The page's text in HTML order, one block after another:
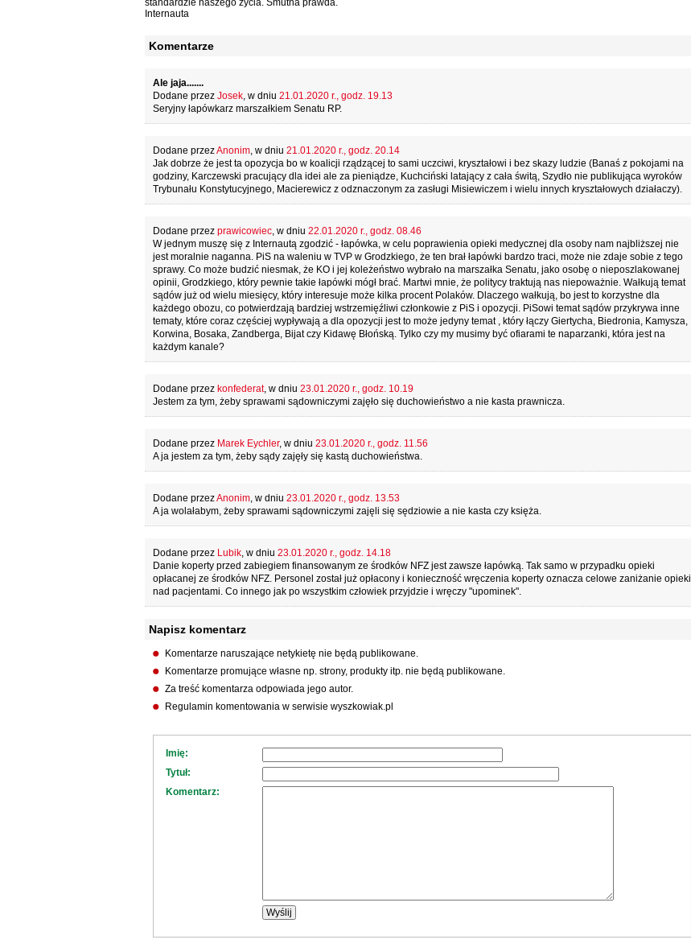
standardzie naszego życia. Smutna prawda.
Internauta
Komentarze
Ale jaja.......
Dodane przez Josek, w dniu 21.01.2020 r., godz. 19.13
Seryjny łapówkarz marszałkiem Senatu RP.
Dodane przezAnonim, w dniu 21.01.2020 r., godz. 20.14
Jak dobrze że jest ta opozycja bo w koalicji rządzącej to sami uczciwi, kryształowi i bez skazy ludzie (Banaś z pokojami na
godziny, Karczewski pracujący dla idei ale za pieniądze, Kuchciński latający z cała świtą, Szydło nie publikująca wyroków
Trybunału Konstytucyjnego, Macierewicz z odznaczonym za zasługi Misiewiczem i wielu innych kryształowych działaczy).
Dodane przez prawicowiec, w dniu 22.01.2020 r., godz. 08.46
W jednym muszę się z Internautą zgodzić - łapówka, w celu poprawienia opieki medycznej dla osoby nam najbliższej nie
jest moralnie naganna. PiS na waleniu w TVP w Grodzkiego, że ten brał łapówki bardzo traci, może nie zdaje sobie z tego
sprawy. Co może budzić niesmak, że KO i jej koleżeństwo wybrało na marszałka Senatu, jako osobę o nieposzlakowanej
opinii, Grodzkiego, który pewnie takie łapówki mógł brać. Martwi mnie, że politycy traktują nas niepoważnie. Wałkują temat
sądów już od wielu miesięcy, który interesuje może kilka procent Polaków. Dlaczego wałkują, bo jest to korzystne dla
każdego obozu, co potwierdzają bardziej wstrzemięźliwi członkowie z PiS i opozycji. PiSowi temat sądów przykrywa inne
tematy, które coraz częściej wypływają a dla opozycji jest to może jedyny temat , który łączy Giertycha, Biedronia, Kamysza,
Korwina, Bosaka, Zandberga, Bijat czy Kidawę Błońską. Tylko czy my musimy być ofiarami te naparzanki, która jest na
każdym kanale?
Dodane przez konfederat, w dniu 23.01.2020 r., godz. 10.19
Jestem za tym, żeby sprawami sądowniczymi zajęło się duchowieństwo a nie kasta prawnicza.
Dodane przez Marek Eychler, w dniu 23.01.2020 r., godz. 11.56
A ja jestem za tym, żeby sądy zajęły się kastą duchowieństwa.
Dodane przezAnonim, w dniu 23.01.2020 r., godz. 13.53
A ja wolałabym, żeby sprawami sądowniczymi zajęli się sędziowie a nie kasta czy księża.
Dodane przez Lubik, w dniu 23.01.2020 r., godz. 14.18
Danie koperty przed zabiegiem finansowanym ze środków NFZ jest zawsze łapówką. Tak samo w przypadku opieki
opłacanej ze środków NFZ. Personel został już opłacony i konieczność wręczenia koperty oznacza celowe zaniżanie opieki
nad pacjentami. Co innego jak po wszystkim człowiek przyjdzie i wręczy "upominek".
Napisz komentarz
Komentarze naruszające netykietę nie będą publikowane.
Komentarze promujące własne np. strony, produkty itp. nie będą publikowane.
Za treść komentarza odpowiada jego autor.
Regulamin komentowania w serwisie wyszkowiak.pl
Imię:
Tytuł:
Komentarz: